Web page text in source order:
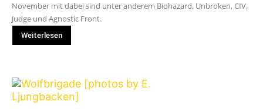
November mit dabei sind unter anderem Biohazard, Unbroken, CIV,
Judge und Agnostic Front.
Weiterlesen